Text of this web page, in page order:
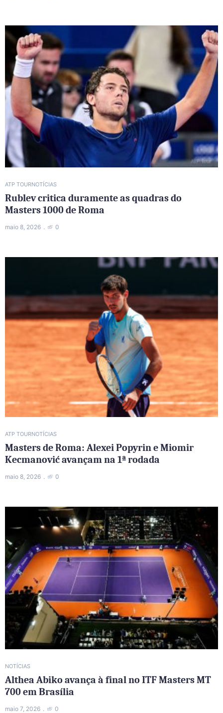
ATP TOURNOTÍCIAS
Rublev critica duramente as quadras do
Masters 1000 de Roma
maio 8, 2026 0
ATP TOURNOTÍCIAS
Masters de Roma: Alexei Popyrin e Miomir
Kecmanović avançam na 1ª rodada
maio 8, 2026 0
NOTÍCIAS
Althea Abiko avança à final no ITF Masters MT
700 em Brasília
maio 7, 2026 0